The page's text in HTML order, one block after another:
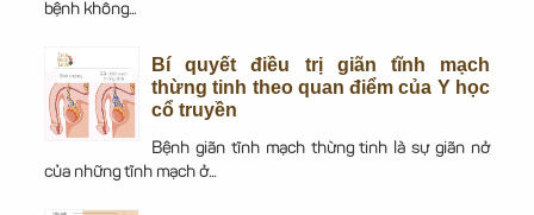
bệnh không...
Bí quyết điều trị giãn tĩnh mạch
thừng tinh theo quan điểm của Y học
cổ truyền
Bệnh giãn tĩnh mạch thừng tinh là sự giãn nở
của những tĩnh mạch ở...